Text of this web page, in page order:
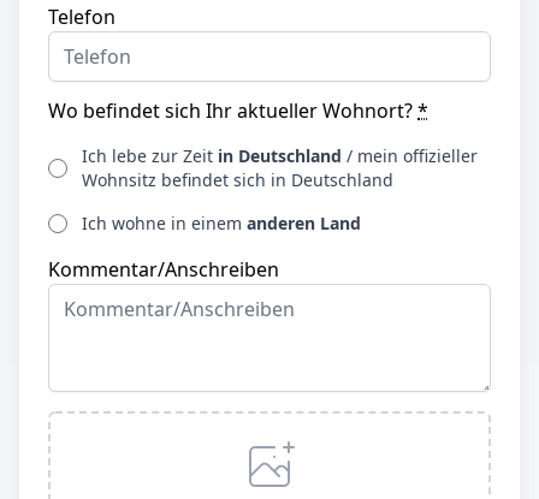
Telefon
Wo befindet sich Ihr aktueller Wohnort?*
Ich lebe zur Zeit in Deutschland / mein offizieller
Wohnsitz befindet sich in Deutschland
Ich wohne in einem anderen Land
Kommentar/Anschreiben